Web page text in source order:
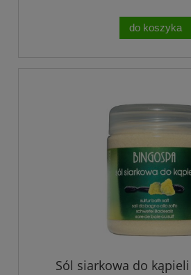
do koszyka
Sól siarkowa do kąpieli